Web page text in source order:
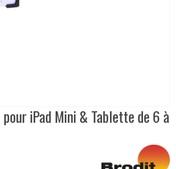
iPad Mini & Tablette de 6 à